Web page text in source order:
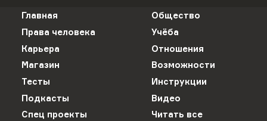
Главная
Общество
Права человека
Учёба
Карьера
Отношения
Магазин
Возможности
Тесты
Инструкции
Подкасты
Видео
Спец проекты
Читать все